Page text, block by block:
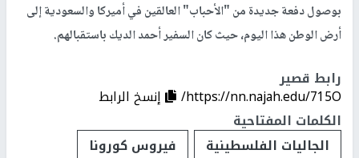
بوصول دفعة جديدة من "الأحباب" العالقين في أميركا والسعودية إلى
أرض الوطن هذا اليوم، حيث كان السفير أحمد الديك باستقبالهم.
رابط قصير
https://nn.najah.edu/715O/
إنسخ الرابط
الكلمات المفتاحية
الجاليات الفلسطينية
فيروس كورونا